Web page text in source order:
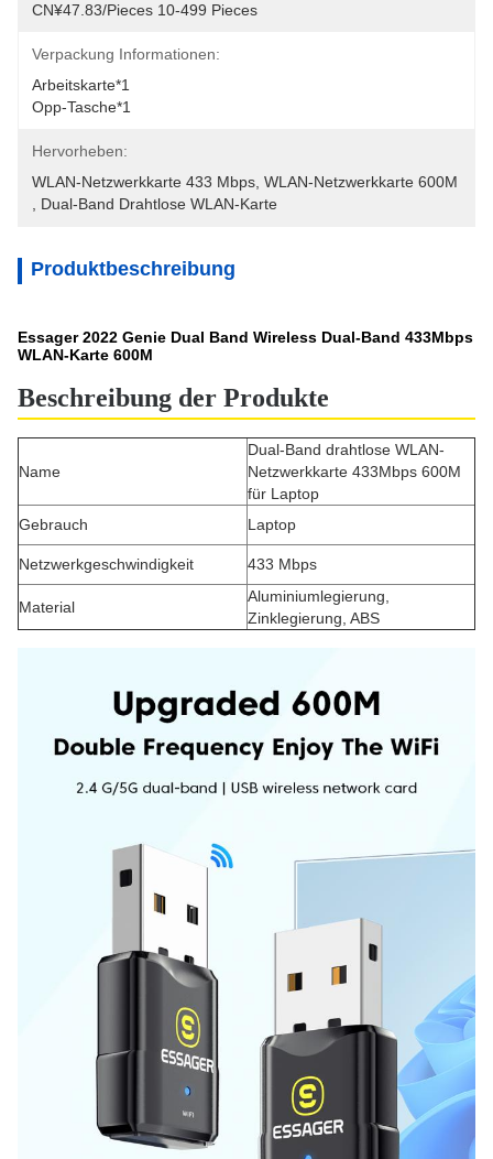
CN¥47.83/pieces 10-499 Pieces
Verpackung Informationen:
Arbeitskarte*1
Opp-Tasche*1
Hervorheben:
WLAN-Netzwerkkarte 433 Mbps WLAN-Netzwerkkarte 600M
Dual-Band Drahtlose WLAN-Karte
Produktbeschreibung
Essager 2022 Genie Dual Band Wireless Dual-Band 433Mbps
WLAN-Karte 600M
Beschreibung der Produkte
Name
Dual-Band drahtlose WLAN-
Netzwerkkarte 433Mbps 600M
für Laptop
Gebrauch
Laptop
Netzwerkgeschwindigkeit 433 Mbps
Material
Aluminiumlegierung,
Zinklegierung, ABS